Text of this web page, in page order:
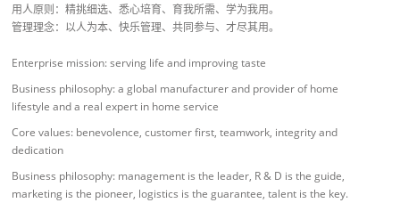
用人原则：精挑细选、悉心培育、育我所需、学为我用。
管理理念：以人为本、快乐管理、共同参与、才尽其用。
Enterprise mission: serving life and improving taste
Business philosophy: a global manufacturer and provider of home
lifestyle and a real expert in home service
Core values: benevolence, customer first, teamwork, integrity and
dedication
Business philosophy: management is the leader, R & D is the guide,
marketing is the pioneer, logistics is the guarantee, talent is the key.